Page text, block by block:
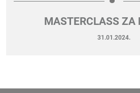
MASTERCLASS ZA
31.01.2024.